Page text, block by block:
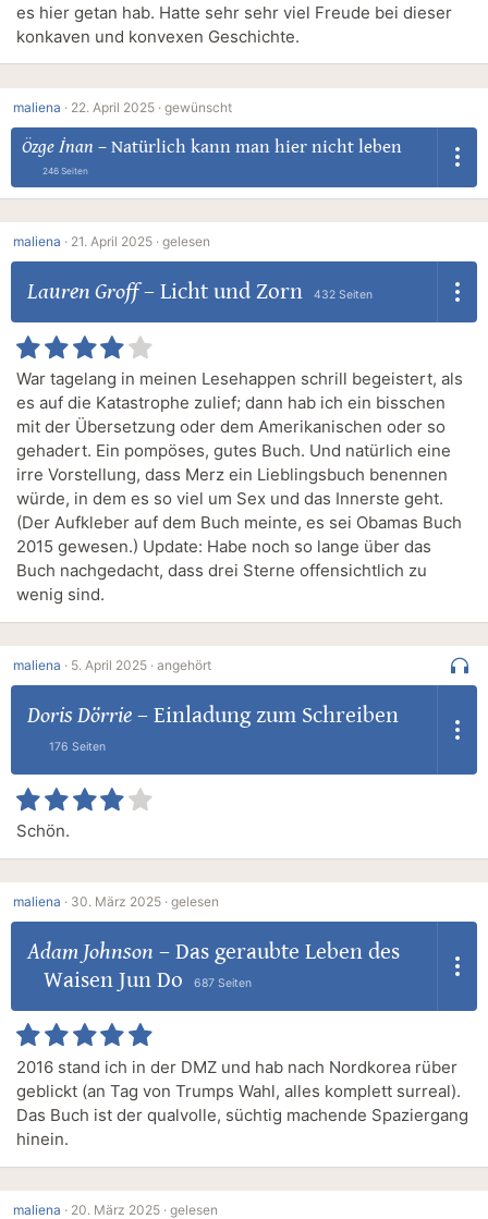
es hier getan hab. Hatte sehr sehr viel Freude bei dieser
konkaven und konvexen Geschichte.
maliena · 22. April 2025 · gewünscht
Özge İnan – Natürlich kann man hier nicht leben
246 Seiten
maliena · 21. April 2025 · gelesen
Lauren Groff– Licht und Zorn 432 Seiten
War tagelang in meinen Lesehappen schrill begeistert, als
es auf die Katastrophe zulief; dann hab ich ein bisschen
mit der Übersetzung oder dem Amerikanischen oder so
gehadert. Ein pompöses, gutes Buch. Und natürlich eine
irre Vorstellung, dass Merz ein Lieblingsbuch benennen
würde, in dem es so viel um Sex und das Innerste geht.
(Der Aufkleber auf dem Buch meinte, es sei Obamas Buch
2015 gewesen.) Update: Habe noch so lange über das
Buch nachgedacht, dass drei Sterne offensichtlich zu
wenig sind.
maliena · 5. April 2025 · angehört
Doris Dörrie– Einladung zum Schreiben
176 Seiten
Schön.
maliena · 30. März 2025 · gelesen
Adam Johnson – Das geraubte Leben des
Waisen Jun Do
687 Seiten
2016 stand ich in der DMZ und hab nach Nordkorea rüber
geblickt (an Tag von Trumps Wahl, alles komplett surreal).
Das Buch ist der qualvolle, süchtig machende Spaziergang
hinein.
maliena · 20. März 2025 · gelesen